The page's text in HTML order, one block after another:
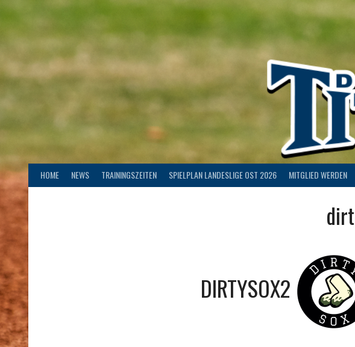
Inhalt
HOME NEWS TRAININGSZEITEN SPIELPLAN LANDESLIGE OST 2026 MITGLIED WERDEN
DIRTYSOX2